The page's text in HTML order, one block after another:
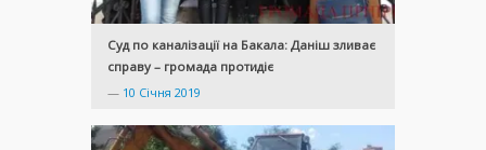
Суд по каналізації на Бакала: Даніш зливає
справу – громада протидіє
— 10 Січня 2019